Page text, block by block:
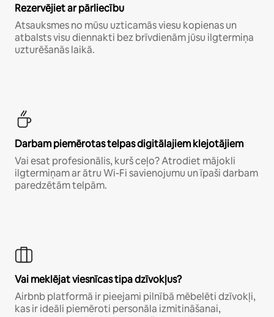
Rezervējiet ar pārliecību
Atsauksmes no mūsu uzticamās viesu kopienas un
atbalsts visu diennakti bez brīvdienām jūsu ilgtermiņa
uzturēšanās laikā.
Darbam piemērotas telpas digitālajiem klejotājiem
Vai esat profesionālis, kurš ceļo? Atrodiet mājokli
ilgtermiņam ar ātru Wi-Fi savienojumu un īpaši darbam
paredzētām telpām.
Vai meklējat viesnīcas tipa dzīvokļus?
Airbnb platformā ir pieejami pilnībā mēbelēti dzīvokļi,
kas ir ideāli piemēroti personāla izmitināšanai,